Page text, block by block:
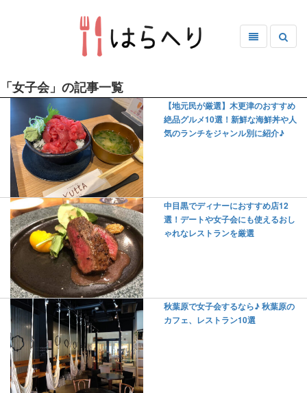
「女子会」の記事一覧
【地元民が厳選】木更津のおすすめ
絶品グルメ10選！新鮮な海鮮丼や人
気のランチをジャンル別に紹介♪
中目黒でディナーにおすすめ店12
選！デートや女子会にも使えるおし
ゃれなレストランを厳選
秋葉原で女子会するなら♪ 秋葉原の
カフェ、レストラン10選